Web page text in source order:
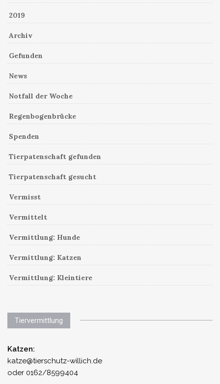
2019
Archiv
Gefunden
News
Notfall der Woche
Regenbogenbrücke
Spenden
Tierpatenschaft gefunden
Tierpatenschaft gesucht
Vermisst
Vermittelt
Vermittlung: Hunde
Vermittlung: Katzen
Vermittlung: Kleintiere
Tiervermittlung
Katzen:
katze@tierschutz-willich.de
oder 0162/8599404